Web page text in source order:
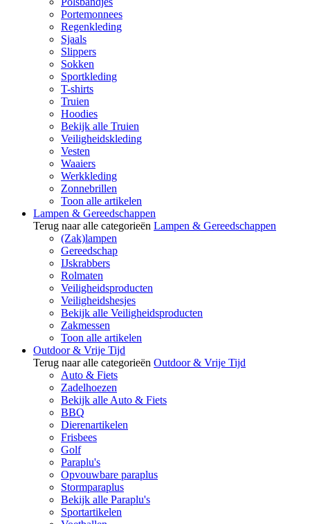
Portemonnees
Regenkleding
Sjaals
Slippers
Sokken
Sportkleding
T-shirts
Truien
Hoodies
Bekijk alle Truien
Veiligheidskleding
Vesten
Waaiers
Werkkleding
Zonnebrillen
Toon alle artikelen
Lampen & Gereedschappen
Terug naar alle categorieën Lampen & Gereedschappen
(Zak)lampen
Gereedschap
IJskrabbers
Rolmaten
Veiligheidsproducten
Veiligheidshesjes
Bekijk alle Veiligheidsproducten
Zakmessen
Toon alle artikelen
Outdoor & Vrije Tijd
Terug naar alle categorieën Outdoor & Vrije Tijd
Auto & Fiets
Zadelhoezen
Bekijk alle Auto & Fiets
BBQ
Dierenartikelen
Frisbees
Golf
Paraplu's
Opvouwbare paraplus
Stormparaplus
Bekijk alle Paraplu's
Sportartikelen